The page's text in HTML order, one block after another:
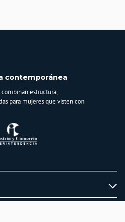
secar con colores similares
contemporánea
estructura,
para mujeres que visten con